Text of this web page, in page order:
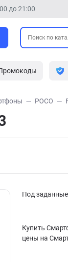
до 21:00
POCO
Под
Купить
цены на